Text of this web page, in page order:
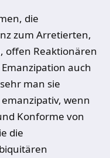
die
zum Arretierten,
offen Reaktionären
auch
man sie
wenn
Konforme von
die